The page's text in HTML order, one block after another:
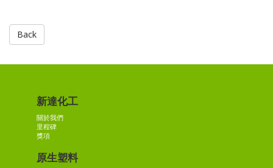
Back
新達化工
關於我們
里程碑
獎項
原生塑料